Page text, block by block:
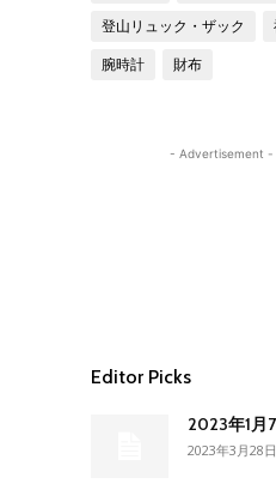
登山リュック・ザック
腕時計 財布
- Advertisement -
Editor Picks
2023年1月
2023年3月28日